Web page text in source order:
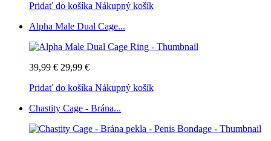
Pridať do košíka Nákupný košík
Alpha Male Dual Cage...
39,99 € 29,99 €
Pridať do košíka Nákupný košík
Chastity Cage - Brána...